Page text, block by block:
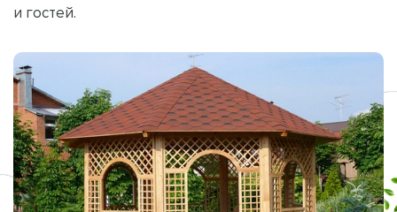
и гостей.